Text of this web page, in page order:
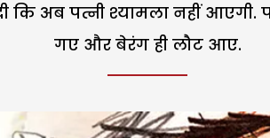
कि अब पत्नी श्यामला नहीं
गए और बेरंग ही लौट आए.